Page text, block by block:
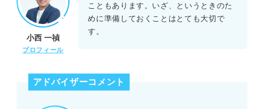
選
随筆・小説①道をひらく
随筆・小説③夢をかなえるゾウ
小西 一禎
プロフィール
こともあります。いざ、というときのた
めに準備しておくことはとても大切で
す。
アドバイザーコメント